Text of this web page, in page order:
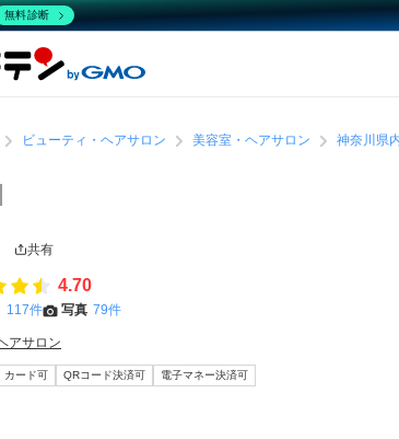
ビューティ・ヘアサロン 美容室・ヘアサロン 神奈川県
共有
4.70
117件 写真 79件
アサロン
カード可 QRコード決済可 電子マネー決済可
無料診断